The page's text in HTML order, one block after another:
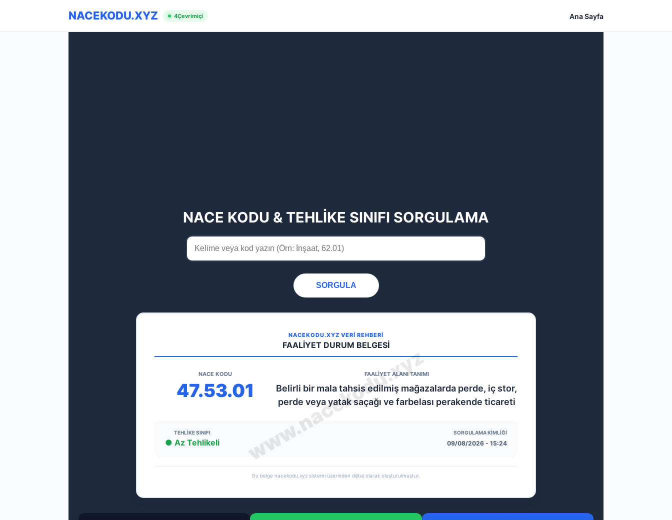
NACEKODU.XYZ 4Çevrimiçi Ana Sayfa
NACE KODU & TEHLİKE SINIFI SORGULAMA
SORGULA
NACEKODU.XYZ VERİ REHBERİ
FAALİYET DURUM BELGESİ
NACE KODU
47.53.01
FAALİYET ALANI TANIMI
Belirli bir mala tahsis edilmiş mağazalarda perde, iç stor,
perde veya yatak saçağı ve farbelası perakende ticareti
TEHLIKE SINIFI
● Az Tehlikeli
SORGULAMA KIMLIĞI
09/08/2026 - 15:24
Bu belge nacekodu.xyz sistemi üzerinden dijital olarak oluşturulmuştur.